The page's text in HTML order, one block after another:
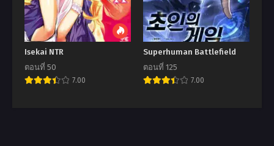
Isekai NTR
ตอนที่ 50
7.00
Superhuman Battlefield
ตอนที่ 125
7.00